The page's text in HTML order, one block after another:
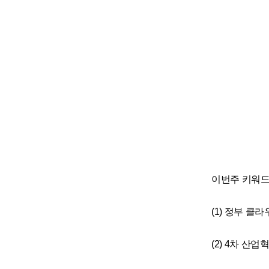
이번주 키워
(1) 정부 클라
(2) 4차 산업